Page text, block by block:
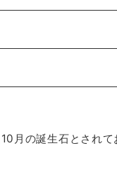
月の誕生石とされ